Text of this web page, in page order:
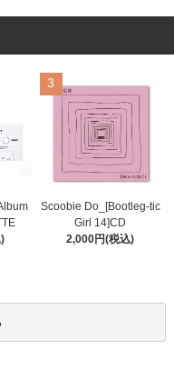
3
Scoobie Do_[Bootleg-tic
Girl 14]CD
2,000円(税込)